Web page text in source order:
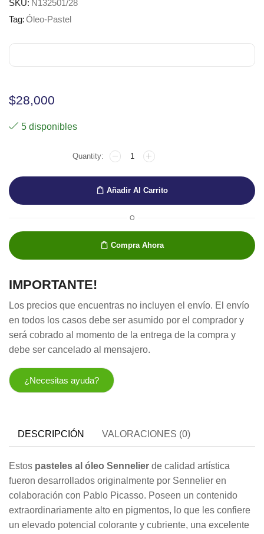
SKU: N132501/28
Tag:Óleo-Pastel
$28,000
5 disponibles
PASTELES
AL
ROSA
cantidad
Añadir Al Carrito
O
Compra Ahora
IMPORTANTE!
Los precios que encuentras no incluyen el envío. El envío
en todos los casos debe ser asumido por el comprador y
será cobrado al momento de la entrega de la compra y
debe ser cancelado al mensajero.
¿Necesitas ayuda?
DESCRIPCIÓN VALORACIONES (0)
Estos pasteles al óleo Sennelier de calidad artística
fueron desarrollados originalmente por Sennelier en
colaboración con Pablo Picasso. Poseen un contenido
extraordinariamente alto en pigmentos, lo que les confiere
un elevado potencial colorante y cubriente, una excelente